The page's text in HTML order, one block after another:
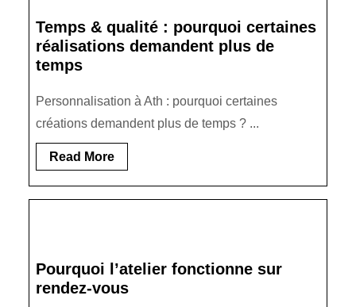
Temps & qualité : pourquoi certaines
réalisations demandent plus de
temps
Personnalisation à Ath : pourquoi certaines
créations demandent plus de temps ? ...
Read MoreRead
More
Pourquoi l’atelier fonctionne sur
rendez-vous